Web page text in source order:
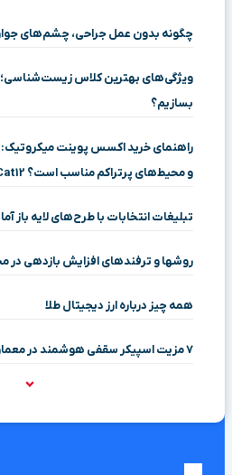
چگونه بدون عمل جراحی، چشم‌های
ویژگی‌های بهترین کلاس زیست‌شناسی؛
بسازیم؟
راهنمای خرید اکسس پوینت میکروتیک:
و محیط‌های پرتراکم مناسب است؟ Cat4 vs Cat6 vs Cat12
تبلیغات انتخابات با طرح‌های لایه باز
روشها و ترفندهای افزایش بازدهی در
همه چیز درباره ارز دیجیتال طلا
۷ مزیت اسپیکر سقفی هوشمند در معماری خانه‌ های مدرن